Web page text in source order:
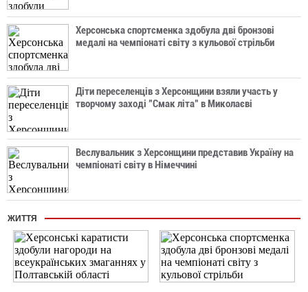
Херсонська спортсменка здобула дві бронзові
медалі на чемпіонаті світу з кульової стрільби
Діти переселенців з Херсонщини взяли участь у
творчому заході "Смак літа" в Миколаєві
Веслувальник з Херсонщини представив Україну на
чемпіонаті світу в Німеччині
ЖИТТЯ